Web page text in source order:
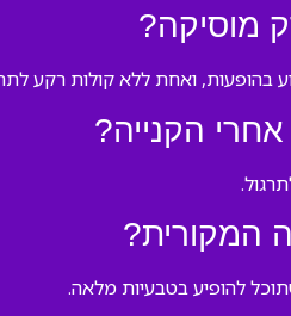
מוסיקה?
ואחת ללא קולות רקע
הקנייה?
המקורית?
להופיע בטבעיות מלאה.